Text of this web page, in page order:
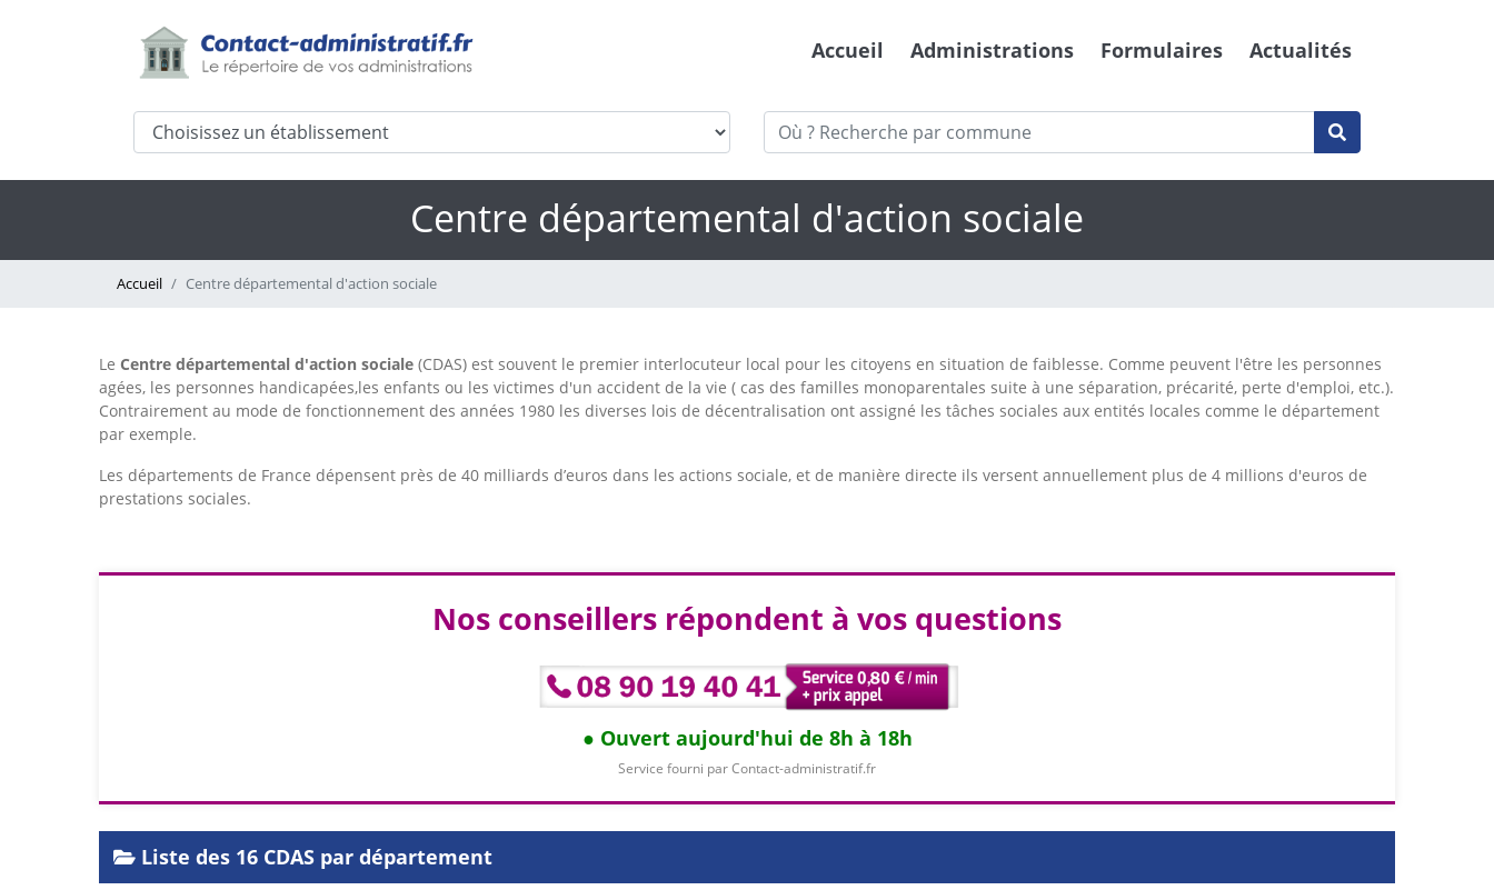
Accueil Administrations Formulaires Actualités
Centre départemental d'action sociale
Accueil Centre départemental d'action sociale
Le Centre départemental d'action sociale (CDAS) est souvent le premier interlocuteur local pour les citoyens en situation de faiblesse. Comme peuvent l'être les personnes
agées, les personnes handicapées,les enfants ou les victimes d'un accident de la vie ( cas des familles monoparentales suite à une séparation, précarité, perte d'emploi, etc.).
Contrairement au mode de fonctionnement des années 1980 les diverses lois de décentralisation ont assigné les tâches sociales aux entités locales comme le département
par exemple.
Les départements de France dépensent près de 40 milliards d’euros dans les actions sociale, et de manière directe ils versent annuellement plus de 4 millions d'euros de
prestations sociales.
Nos conseillers répondent à vos questions
Ouvert aujourd'hui de 8h à 18h
Service fourni par Contact-administratif.fr
Liste des 16 CDAS par département